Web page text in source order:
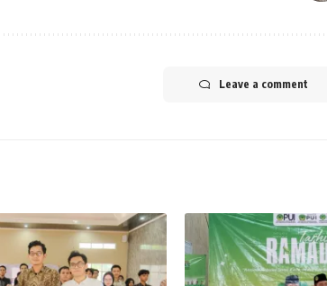
Leave a comment